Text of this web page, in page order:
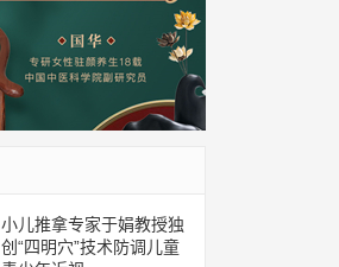
小儿推拿专家于娟教授独
创“四明穴”技术防调儿童